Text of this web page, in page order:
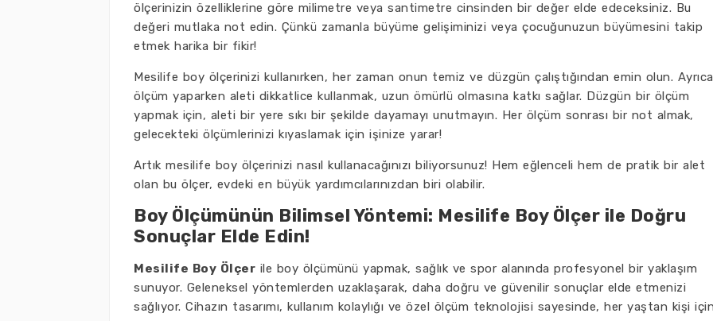
ölçerinizin özelliklerine göre milimetre veya santimetre cinsinden bir değer elde edeceksiniz. Bu
değeri mutlaka not edin. Çünkü zamanla büyüme gelişiminizi veya çocuğunuzun büyümesini takip
etmek harika bir fikir!
Mesilife boy ölçerinizi kullanırken, her zaman onun temiz ve düzgün çalıştığından emin olun.
ölçüm yaparken aleti dikkatlice kullanmak, uzun ömürlü olmasına katkı sağlar. Düzgün bir ölçüm
yapmak için, aleti bir yere sıkı bir şekilde dayamayı unutmayın. Her ölçüm sonrası bir not almak,
gelecekteki ölçümlerinizi kıyaslamak için işinize yarar!
Artık mesilife boy ölçerinizi nasıl kullanacağınızı biliyorsunuz! Hem eğlenceli hem de pratik bir alet
olan bu ölçer, evdeki en büyük yardımcılarınızdan biri olabilir.
Boy Ölçümünün Bilimsel Yöntemi: Mesilife Boy Ölçer ile Doğru
Sonuçlar Elde Edin!
Mesilife Boy Ölçer ile boy ölçümünü yapmak, sağlık ve spor alanında profesyonel bir yaklaşım
sunuyor. Geleneksel yöntemlerden uzaklaşarak, daha doğru ve güvenilir sonuçlar elde etmenizi
sağlıyor. Cihazın tasarımı, kullanım kolaylığı ve özel ölçüm teknolojisi sayesinde, her yaştan kişi